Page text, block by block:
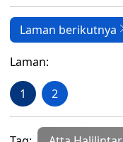
Laman berikutnya
Laman:
1 2